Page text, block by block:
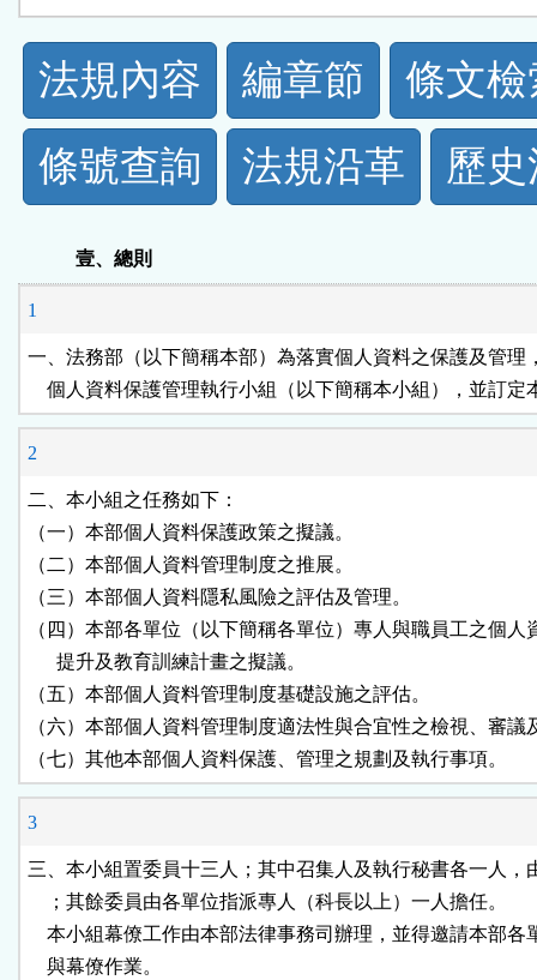
法
規
功
按
鈕
區
法規內容 編章節
條文檢
條號查詢
法規沿革 歷
壹、總則
1
一、法務部（以下簡稱本部）為落實個人資料之保護及管理
個人資料保護管理執行小組（以下簡稱本小組），並訂定
2
二、本小組之任務如下：
（一）本部個人資料保護政策之擬議。
（二）本部個人資料管理制度之推展。
（三）本部個人資料隱私風險之評估及管理。
（四）本部各單位（以下簡稱各單位）專人與職員工之個人
      提升及教育訓練計畫之擬議。
（五）本部個人資料管理制度基礎設施之評估。
（六）本部個人資料管理制度適法性與合宜性之檢視、審議
（七）其他本部個人資料保護、管理之規劃及執行事項。
3
三、本小組置委員十三人；其中召集人及執行秘書各一人，
    ；其餘委員由各單位指派專人（科長以上）一人擔任。
本小組幕僚工作由本部法律事務司辦理，並得邀請本部各
    與幕僚作業。